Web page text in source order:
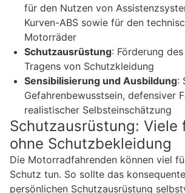
für den Nutzen von
Kurven-ABS sowie für den
Motorräder
Schutzausrüstung: Förderung
Tragens von Schutzkleidung
Sensibilisierung und Ausbildung:
Gefahrenbewusstsein, defensiver
realistischer Selbsteinschätzung
Schutzausrüstung: Viele
ohne Schutzbekleidung
Die Motorradfahrenden können viel
Schutz tun. So sollte das
persönlichen Schutzausrüstung